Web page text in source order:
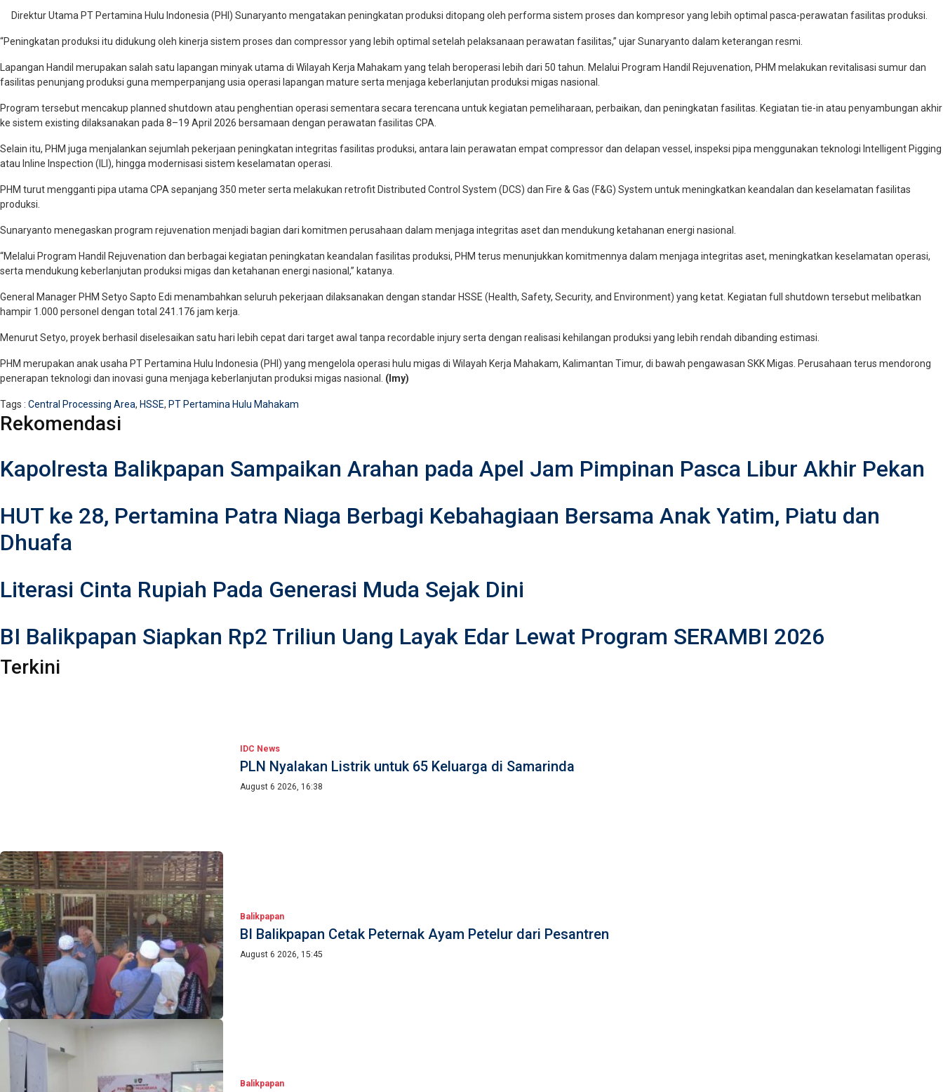
Direktur Utama PT Pertamina Hulu Indonesia (PHI) Sunaryanto mengatakan peningkatan produksi ditopang oleh performa sistem proses dan kompresor yang lebih optimal pasca-perawatan fasilitas produksi.
“Peningkatan produksi itu didukung oleh kinerja sistem proses dan compressor yang lebih optimal setelah pelaksanaan perawatan fasilitas,” ujar Sunaryanto dalam keterangan resmi.
Lapangan Handil merupakan salah satu lapangan minyak utama di Wilayah Kerja Mahakam yang telah beroperasi lebih dari 50 tahun. Melalui Program Handil Rejuvenation, PHM melakukan revitalisasi sumur dan
fasilitas penunjang produksi guna memperpanjang usia operasi lapangan mature serta menjaga keberlanjutan produksi migas nasional.
Program tersebut mencakup planned shutdown atau penghentian operasi sementara secara terencana untuk kegiatan pemeliharaan, perbaikan, dan peningkatan fasilitas. Kegiatan tie-in atau penyambungan akhir
ke sistem existing dilaksanakan pada 8–19 April 2026 bersamaan dengan perawatan fasilitas CPA.
Selain itu, PHM juga menjalankan sejumlah pekerjaan peningkatan integritas fasilitas produksi, antara lain perawatan empat compressor dan delapan vessel, inspeksi pipa menggunakan teknologi Intelligent Pigging
atau Inline Inspection (ILI), hingga modernisasi sistem keselamatan operasi.
PHM turut mengganti pipa utama CPA sepanjang 350 meter serta melakukan retrofit Distributed Control System (DCS) dan Fire & Gas (F&G) System untuk meningkatkan keandalan dan keselamatan fasilitas
produksi.
Sunaryanto menegaskan program rejuvenation menjadi bagian dari komitmen perusahaan dalam menjaga integritas aset dan mendukung ketahanan energi nasional.
“Melalui Program Handil Rejuvenation dan berbagai kegiatan peningkatan keandalan fasilitas produksi, PHM terus menunjukkan komitmennya dalam menjaga integritas aset, meningkatkan keselamatan operasi,
serta mendukung keberlanjutan produksi migas dan ketahanan energi nasional,” katanya.
General Manager PHM Setyo Sapto Edi menambahkan seluruh pekerjaan dilaksanakan dengan standar HSSE (Health, Safety, Security, and Environment) yang ketat. Kegiatan full shutdown tersebut melibatkan
hampir 1.000 personel dengan total 241.176 jam kerja.
Menurut Setyo, proyek berhasil diselesaikan satu hari lebih cepat dari target awal tanpa recordable injury serta dengan realisasi kehilangan produksi yang lebih rendah dibanding estimasi.
PHM merupakan anak usaha PT Pertamina Hulu Indonesia (PHI) yang mengelola operasi hulu migas di Wilayah Kerja Mahakam, Kalimantan Timur, di bawah pengawasan SKK Migas. Perusahaan terus mendorong
penerapan teknologi dan inovasi guna menjaga keberlanjutan produksi migas nasional. (Imy)
Tags : Central Processing Area, HSSE, PT Pertamina Hulu Mahakam
Rekomendasi
Kapolresta Balikpapan Sampaikan Arahan pada Apel Jam Pimpinan Pasca Libur Akhir Pekan
HUT ke 28, Pertamina Patra Niaga Berbagi Kebahagiaan Bersama Anak Yatim, Piatu dan
Dhuafa
Literasi Cinta Rupiah Pada Generasi Muda Sejak Dini
BI Balikpapan Siapkan Rp2 Triliun Uang Layak Edar Lewat Program SERAMBI 2026
Terkini
IDC News
PLN Nyalakan Listrik untuk 65 Keluarga di Samarinda
August 6 2026, 16:38
Balikpapan
BI Balikpapan Cetak Peternak Ayam Petelur dari Pesantren
August 6 2026, 15:45
Balikpapan